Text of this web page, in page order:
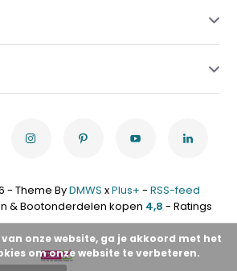
- Theme ByDMWS xPlus+ - RSS-feed
& Bootonderdelen kopen 4,8 - Ratings
onze website, ga je akkoord met het
om onze website te verbeteren.